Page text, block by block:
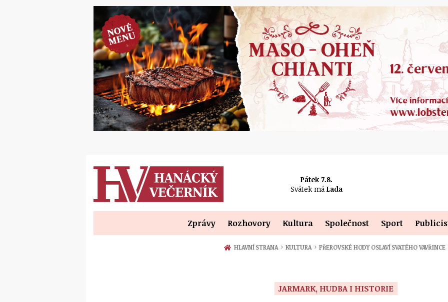
Pátek 7.8.
Svátek má Lada
Zprávy Rozhovory Kultura Společnost Sport
HLAVNÍ STRANA › KULTURA › PŘEROVSKÉ HODY OSLAVÍ SVATÉHO VAVŘINCE
JARMARK, HUDBA I HISTORIE